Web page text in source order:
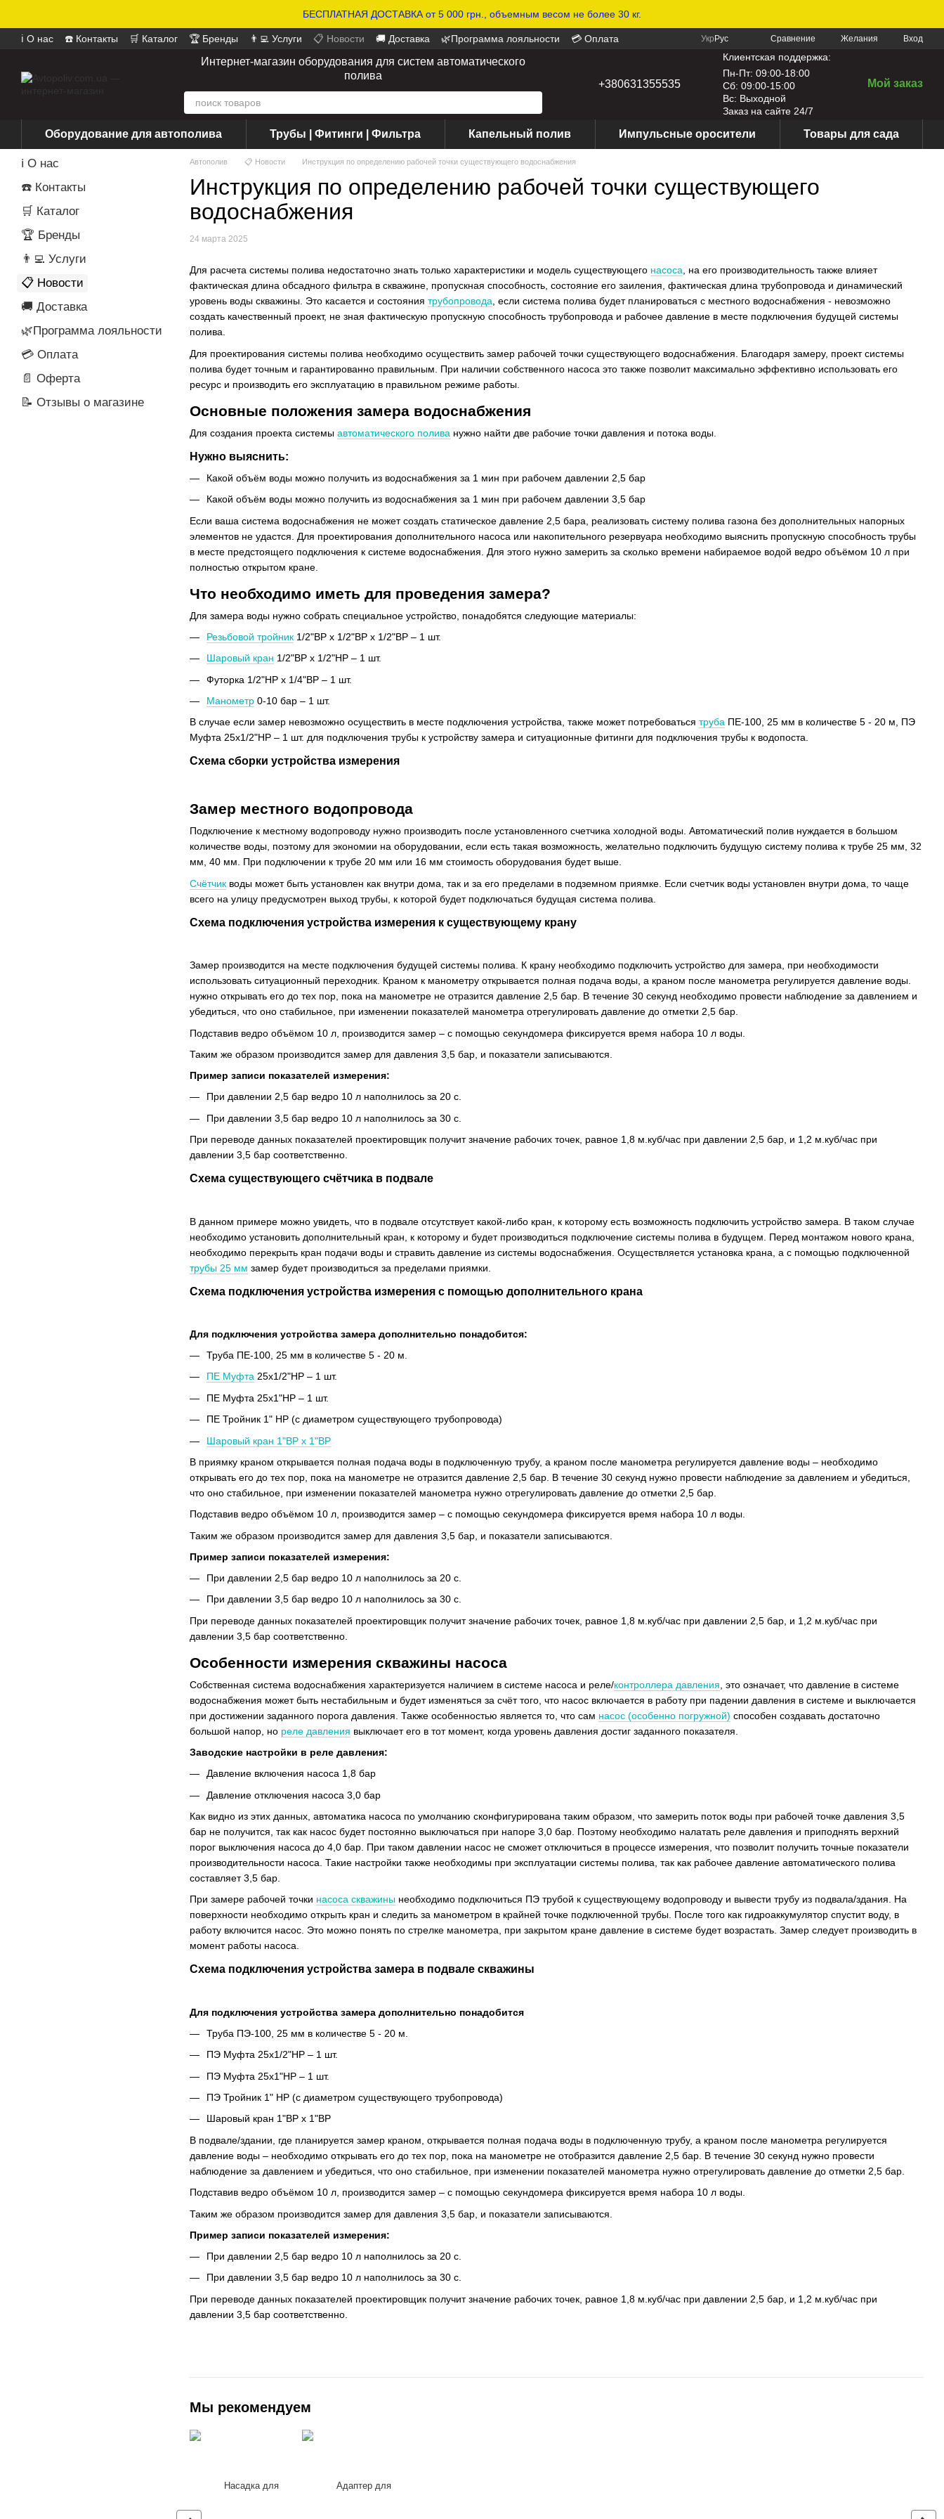
БЕСПЛАТНАЯ ДОСТАВКА от 5 000 грн., объемным весом не более 30 кг.
ℹ️ О нас ☎️ Контакты 🛒 Каталог 🏆 Бренды 👨‍💻 Услуги 📋 Новости 🚚 Доставка 🌿Программа лояльности
💳 Оплата
Укр Рус Сравнение Желания Вход
Интернет-магазин оборудования для систем автоматического
полива
+380631355535
Клиентская поддержка:
Пн-Пт: 09:00-18:00
Сб: 09:00-15:00
Вс: Выходной
Заказ на сайте 24/7
Мой заказ
Оборудование для автополива Трубы | Фитинги | Фильтра Капельный полив Импульсные оросители Товары для сада
Автополив 📋 Новости Инструкция по определению рабочей точки существующего водоснабжения
Инструкция по определению рабочей точки существующего
водоснабжения
24 марта 2025
Для расчета системы полива недостаточно знать только характеристики и модель существующего насоса, на его производительность также влияет
фактическая длина обсадного фильтра в скважине, пропускная способность, состояние его заиления, фактическая длина трубопровода и динамический
уровень воды скважины. Это касается и состояния трубопровода, если система полива будет планироваться с местного водоснабжения - невозможно
создать качественный проект, не зная фактическую пропускную способность трубопровода и рабочее давление в месте подключения будущей системы
полива.
Для проектирования системы полива необходимо осуществить замер рабочей точки существующего водоснабжения. Благодаря замеру, проект системы
полива будет точным и гарантированно правильным. При наличии собственного насоса это также позволит максимально эффективно использовать его
ресурс и производить его эксплуатацию в правильном режиме работы.
Основные положения замера водоснабжения
Для создания проекта системы автоматического полива нужно найти две рабочие точки давления и потока воды.
Нужно выяснить:
Какой объём воды можно получить из водоснабжения за 1 мин при рабочем давлении 2,5 бар
Какой объём воды можно получить из водоснабжения за 1 мин при рабочем давлении 3,5 бар
Если ваша система водоснабжения не может создать статическое давление 2,5 бара, реализовать систему полива газона без дополнительных напорных
элементов не удастся. Для проектирования дополнительного насоса или накопительного резервуара необходимо выяснить пропускную способность трубы
в месте предстоящего подключения к системе водоснабжения. Для этого нужно замерить за сколько времени набираемое водой ведро объёмом 10 л при
полностью открытом кране.
Что необходимо иметь для проведения замера?
Для замера воды нужно собрать специальное устройство, понадобятся следующие материалы:
Резьбовой тройник 1/2"ВР х 1/2"ВР х 1/2"ВР – 1 шт.
Шаровый кран 1/2"ВР х 1/2"НР – 1 шт.
Футорка 1/2"НР х 1/4"ВР – 1 шт.
Манометр 0-10 бар – 1 шт.
В случае если замер невозможно осуществить в месте подключения устройства, также может потребоваться труба ПЕ-100, 25 мм в количестве 5 - 20 м, ПЭ
Муфта 25х1/2"НР – 1 шт. для подключения трубы к устройству замера и ситуационные фитинги для подключения трубы к водопоста.
Схема сборки устройства измерения
Замер местного водопровода
Подключение к местному водопроводу нужно производить после установленного счетчика холодной воды. Автоматический полив нуждается в большом
количестве воды, поэтому для экономии на оборудовании, если есть такая возможность, желательно подключить будущую систему полива к трубе 25 мм, 32
мм, 40 мм. При подключении к трубе 20 мм или 16 мм стоимость оборудования будет выше.
Счётчик воды может быть установлен как внутри дома, так и за его пределами в подземном приямке. Если счетчик воды установлен внутри дома, то чаще
всего на улицу предусмотрен выход трубы, к которой будет подключаться будущая система полива.
Схема подключения устройства измерения к существующему крану
Замер производится на месте подключения будущей системы полива. К крану необходимо подключить устройство для замера, при необходимости
использовать ситуационный переходник. Краном к манометру открывается полная подача воды, а краном после манометра регулируется давление воды.
нужно открывать его до тех пор, пока на манометре не отразится давление 2,5 бар. В течение 30 секунд необходимо провести наблюдение за давлением и
убедиться, что оно стабильное, при изменении показателей манометра отрегулировать давление до отметки 2,5 бар.
Подставив ведро объёмом 10 л, производится замер – с помощью секундомера фиксируется время набора 10 л воды.
Таким же образом производится замер для давления 3,5 бар, и показатели записываются.
Пример записи показателей измерения:
При давлении 2,5 бар ведро 10 л наполнилось за 20 с.
При давлении 3,5 бар ведро 10 л наполнилось за 30 с.
При переводе данных показателей проектировщик получит значение рабочих точек, равное 1,8 м.куб/час при давлении 2,5 бар, и 1,2 м.куб/час при
давлении 3,5 бар соответственно.
Схема существующего счётчика в подвале
В данном примере можно увидеть, что в подвале отсутствует какой-либо кран, к которому есть возможность подключить устройство замера. В таком случае
необходимо установить дополнительный кран, к которому и будет производиться подключение системы полива в будущем. Перед монтажом нового крана,
необходимо перекрыть кран подачи воды и стравить давление из системы водоснабжения. Осуществляется установка крана, а с помощью подключенной
трубы 25 мм замер будет производиться за пределами приямки.
Схема подключения устройства измерения с помощью дополнительного крана
Для подключения устройства замера дополнительно понадобится:
Труба ПЕ-100, 25 мм в количестве 5 - 20 м.
ПЕ Муфта 25х1/2"НР – 1 шт.
ПЕ Муфта 25х1"НР – 1 шт.
ПЕ Тройник 1" НР (с диаметром существующего трубопровода)
Шаровый кран 1"ВР х 1"ВР
В приямку краном открывается полная подача воды в подключенную трубу, а краном после манометра регулируется давление воды – необходимо
открывать его до тех пор, пока на манометре не отразится давление 2,5 бар. В течение 30 секунд нужно провести наблюдение за давлением и убедиться,
что оно стабильное, при изменении показателей манометра нужно отрегулировать давление до отметки 2,5 бар.
Подставив ведро объёмом 10 л, производится замер – с помощью секундомера фиксируется время набора 10 л воды.
Таким же образом производится замер для давления 3,5 бар, и показатели записываются.
Пример записи показателей измерения:
При давлении 2,5 бар ведро 10 л наполнилось за 20 с.
При давлении 3,5 бар ведро 10 л наполнилось за 30 с.
При переводе данных показателей проектировщик получит значение рабочих точек, равное 1,8 м.куб/час при давлении 2,5 бар, и 1,2 м.куб/час при
давлении 3,5 бар соответственно.
Особенности измерения скважины насоса
Собственная система водоснабжения характеризуется наличием в системе насоса и реле/контроллера давления , это означает, что давление в системе
водоснабжения может быть нестабильным и будет изменяться за счёт того, что насос включается в работу при падении давления в системе и выключается
при достижении заданного порога давления. Также особенностью является то, что сам насос (особенно погружной) способен создавать достаточно
большой напор, но реле давления выключает его в тот момент, когда уровень давления достиг заданного показателя.
Заводские настройки в реле давления:
Давление включения насоса 1,8 бар
Давление отключения насоса 3,0 бар
Как видно из этих данных, автоматика насоса по умолчанию сконфигурирована таким образом, что замерить поток воды при рабочей точке давления 3,5
бар не получится, так как насос будет постоянно выключаться при напоре 3,0 бар. Поэтому необходимо налатать реле давления и приподнять верхний
порог выключения насоса до 4,0 бар. При таком давлении насос не сможет отключиться в процессе измерения, что позволит получить точные показатели
производительности насоса. Такие настройки также необходимы при эксплуатации системы полива, так как рабочее давление автоматического полива
составляет 3,5 бар.
При замере рабочей точки насоса скважины необходимо подключиться ПЭ трубой к существующему водопроводу и вывести трубу из подвала/здания. На
поверхности необходимо открыть кран и следить за манометром в крайней точке подключенной трубы. После того как гидроаккумулятор спустит воду, в
работу включится насос. Это можно понять по стрелке манометра, при закрытом кране давление в системе будет возрастать. Замер следует производить в
момент работы насоса.
Схема подключения устройства замера в подвале скважины
Для подключения устройства замера дополнительно понадобится
Труба ПЭ-100, 25 мм в количестве 5 - 20 м.
ПЭ Муфта 25х1/2"НР – 1 шт.
ПЭ Муфта 25х1"НР – 1 шт.
ПЭ Тройник 1" НР (с диаметром существующего трубопровода)
Шаровый кран 1"ВР х 1"ВР
В подвале/здании, где планируется замер краном, открывается полная подача воды в подключенную трубу, а краном после манометра регулируется
давление воды – необходимо открывать его до тех пор, пока на манометре не отобразится давление 2,5 бар. В течение 30 секунд нужно провести
наблюдение за давлением и убедиться, что оно стабильное, при изменении показателей манометра нужно отрегулировать давление до отметки 2,5 бар.
Подставив ведро объёмом 10 л, производится замер – с помощью секундомера фиксируется время набора 10 л воды.
Таким же образом производится замер для давления 3,5 бар, и показатели записываются.
Пример записи показателей измерения:
При давлении 2,5 бар ведро 10 л наполнилось за 20 с.
При давлении 3,5 бар ведро 10 л наполнилось за 30 с.
При переводе данных показателей проектировщик получит значение рабочих точек, равное 1,8 м.куб/час при давлении 2,5 бар, и 1,2 м.куб/час при
давлении 3,5 бар соответственно.
Мы рекомендуем
ℹ️ О нас
☎️ Контакты
🛒 Каталог
🏆 Бренды
👨‍💻 Услуги
📋 Новости
🚚 Доставка
🌿Программа лояльности
💳 Оплата
📄 Оферта
📝 Отзывы о магазине